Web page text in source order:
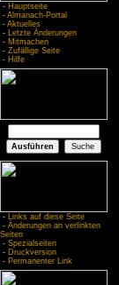
- Hauptseite
- Almanach-Portal
- Aktuelles
- Letzte Änderungen
- Mitmachen
- Zufällige Seite
- Hilfe
- Links auf diese Seite
- Änderungen an verlinkten
Seiten
- Spezialseiten
- Druckversion
- Permanenter Link